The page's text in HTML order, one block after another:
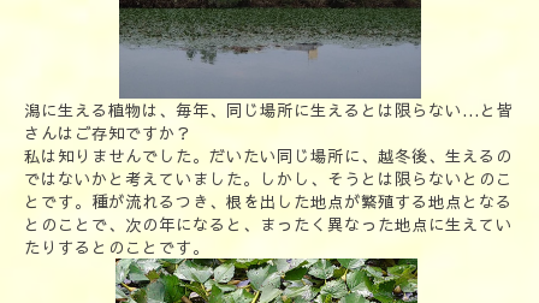
潟に生える植物は、毎年、同じ場所に生えるとは限らない...と皆
さんはご存知ですか？
私は知りませんでした。だいたい同じ場所に、越冬後、生えるの
ではないかと考えていました。しかし、そうとは限らないとのこ
とです。種が流れるつき、根を出した地点が繁殖する地点となる
とのことで、次の年になると、まったく異なった地点に生えてい
たりするとのことです。